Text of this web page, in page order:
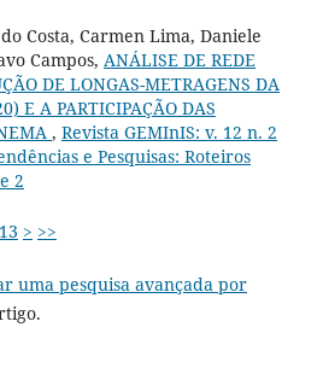
Costa, Carmen Lima, Daniele
Campos, ANÁLISE DE REDE
DE LONGAS-METRAGENS DA
E A PARTICIPAÇÃO DAS
, Revista GEMInIS: v. 12 n. 2
e Pesquisas: Roteiros
2
13 > >>
uma pesquisa avançada por